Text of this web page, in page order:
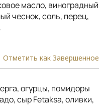
масло, виноградный
чеснок, соль, перец,
Отметить как Завершенное
огурцы, помидоры
сыр Fetaksa, оливки,